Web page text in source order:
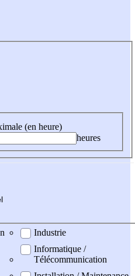
(en heure)
heures
Industrie
Informatique /
Télécommunication